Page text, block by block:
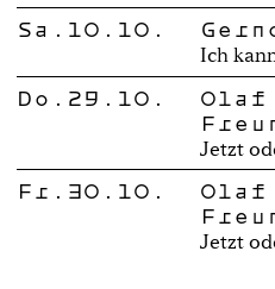
Sa.10.10.
Ich
Do.29.10.
Olaf
Jetzt
Fr.30.10.
Olaf
Jetzt